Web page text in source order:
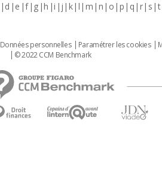
d e f g h i j k l m n o p q r s t
Données personnelles Paramétrer les cookies
© 2022 CCM Benchmark